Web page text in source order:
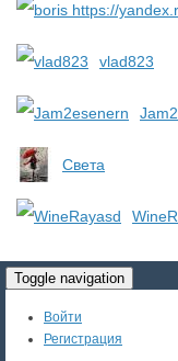
vlad823
Света
Toggle navigation
Войти
Регистрация